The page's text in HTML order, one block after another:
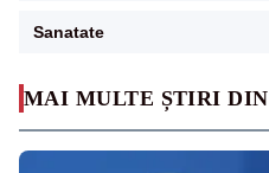
MAI MULTE ȘTIRI DIN
Sanatate